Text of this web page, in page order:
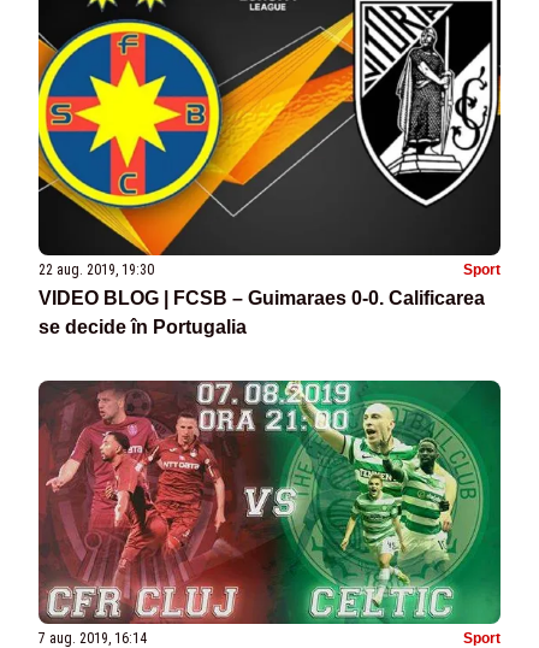
22 aug. 2019, 19:30 Sport
VIDEO BLOG | FCSB – Guimaraes 0-0. Calificarea
se decide în Portugalia
7 aug. 2019, 16:14 Sport